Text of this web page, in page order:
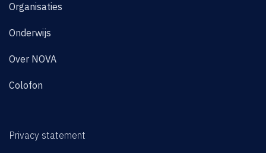
Organisaties
Onderwijs
Over NOVA
Colofon
Privacy statement